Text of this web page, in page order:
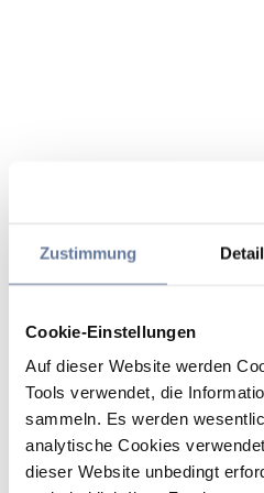
Zustimmung
Cookie-Einstellungen
Auf dieser Website werden
Tools verwendet, die
sammeln. Es werden
analytische Cookies
dieser Website unbedingt